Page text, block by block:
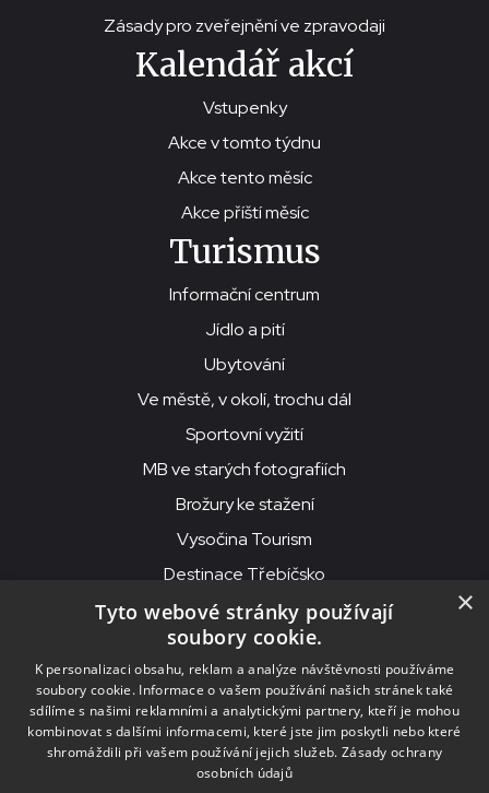
Zásady pro zveřejnění ve zpravodaji
Kalendář akcí
Vstupenky
Akce v tomto týdnu
Akce tento měsíc
Akce příští měsíc
Turismus
Informační centrum
Jídlo a pití
Ubytování
Ve městě, v okolí, trochu dál
Sportovní vyžití
MB ve starých fotografiích
Brožury ke stažení
Vysočina Tourism
Destinace Třebíčsko
© 2026MKS Beseda Mor. Budějovice
MKS Beseda, příspěvková organizace, Purcnerova 62, 676 02
Moravské Budějovice
IČO: 00091758, DIČ: CZ00091758, ID datové schránky: chjn2kd
×
Tyto webové stránky používají
soubory cookie.
K personalizaci obsahu, reklam a analýze návštěvnosti používáme
soubory cookie. Informace o vašem používání našich stránek také
sdílíme s našimi reklamními a analytickými partnery, kteří je mohou
kombinovat s dalšími informacemi, které jste jim poskytli nebo které
shromáždili při vašem používání jejich služeb. Zásady ochrany
osobních údajů